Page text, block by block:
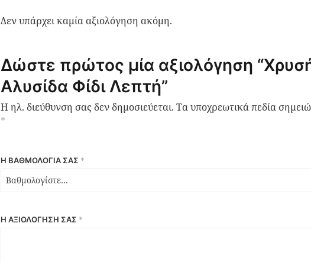
Δεν υπάρχει καμία αξιολόγηση ακόμη.
Δώστε πρώτος μία αξιολόγηση
Αλυσίδα Φίδι Λεπτή”
Η ηλ. διεύθυνση σας δεν δημοσιεύεται. Τα υποχρεωτικά πεδία
*
Η ΒΑΘΜΟΛΟΓΊΑ ΣΑΣ *
Η ΑΞΙΟΛΌΓΗΣΉ ΣΑΣ *